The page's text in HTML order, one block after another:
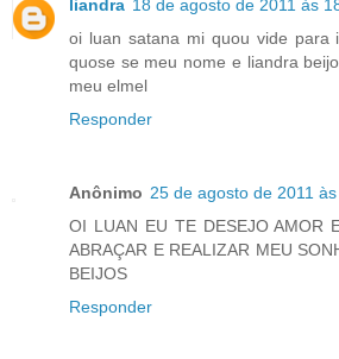
liandra 18 de agosto de 2011 às
oi luan satana mi quou vide para
quose se meu nome e liandra
meu elmel
Responder
Anônimo 25 de agosto de 2011
OI LUAN EU TE DESEJO AMOR
ABRAÇAR E REALIZAR MEU
BEIJOS
Responder